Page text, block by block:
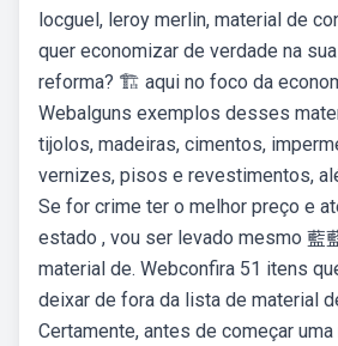
locguel, leroy merlin, material de
quer economizar de verdade na
reforma? 🏗️ aqui no foco da
Webalguns exemplos desses
tijolos, madeiras, cimentos,
vernizes, pisos e revestimentos,
Se for crime ter o melhor preço e
estado , vou ser levado mesmo 藍
material de. Webconfira 51 itens
deixar de fora da lista de material
Certamente, antes de começar